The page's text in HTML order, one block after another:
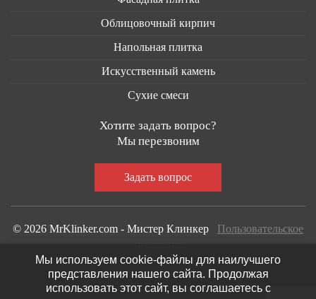
Облицовочный кирпич
Напольная плитка
Искусственный камень
Сухие смеси
Хотите задать вопрос?
Мы перезвоним
© 2026 MrKlinker.com - Мистер Клинкер Пользовательское
Мы используем cookie-файлы для наилучшего
представления нашего сайта. Продолжая
использовать этот сайт, вы соглашаетесь с